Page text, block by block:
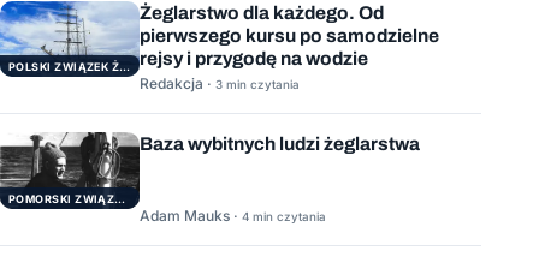
POLSKI ZWIĄZEK ŻEGLARSKI
Żeglarstwo dla każdego. Od
pierwszego kursu po samodzielne
rejsy i przygodę na wodzie
Redakcja · 3 min czytania
POMORSKI ZWIĄZEK ŻEGLARSKI
Baza wybitnych ludzi żeglarstwa
Adam Mauks · 4 min czytania